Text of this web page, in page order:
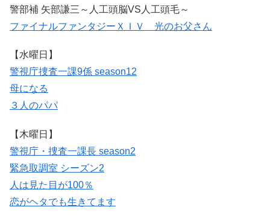
警部補 矢部謙三～人工頭脳VS人工頭毛～
ファイナルファンタジーＸＩＶ 光のお父さん
【水曜日】
警視庁捜査一課9係 season12
母になる
３人のパパ
【木曜日】
警視庁・捜査一課長 season2
緊急取調室 シーズン2
人は見た目が100％
恋がヘタでも生きてます